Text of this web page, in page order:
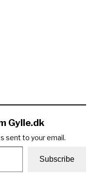
Gylle.dk
sent to your email.
Subscribe